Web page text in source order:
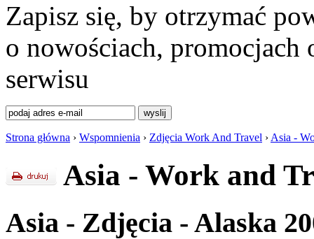
Zapisz się, by otrzymać
o nowościach, promocjach
serwisu
Strona główna › Wspomnienia › Zdjęcia Work And Travel › Asia -
Asia - Work and
Asia - Zdjęcia - Alaska